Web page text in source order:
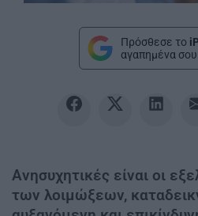
Πρόσθεσε το
αγαπημένα
Ανησυχητικές είναι οι
των λοιμώξεων,